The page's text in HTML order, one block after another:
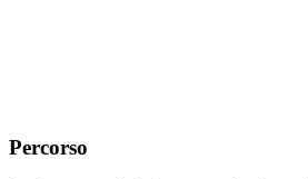
Percorso